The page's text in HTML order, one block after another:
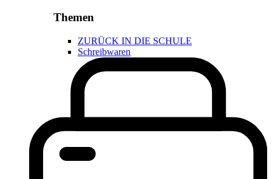
Themen
ZURÜCK IN DIE SCHULE
Schreibwaren